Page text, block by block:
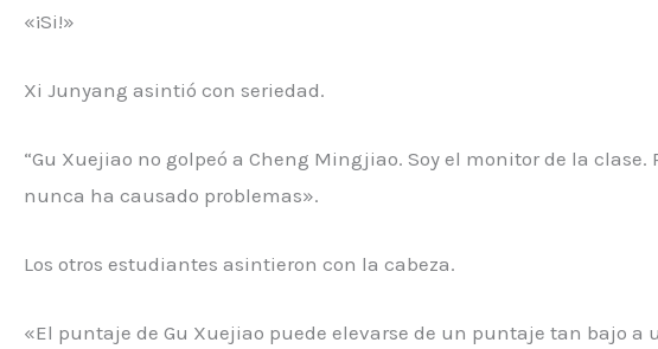
«¡Si!»
Xi Junyang asintió con seriedad.
“Gu Xuejiao no golpeó a Cheng Mingjiao. Soy el monitor de la
nunca ha causado problemas».
Los otros estudiantes asintieron con la cabeza.
«El puntaje de Gu Xuejiao puede elevarse de un puntaje tan bajo